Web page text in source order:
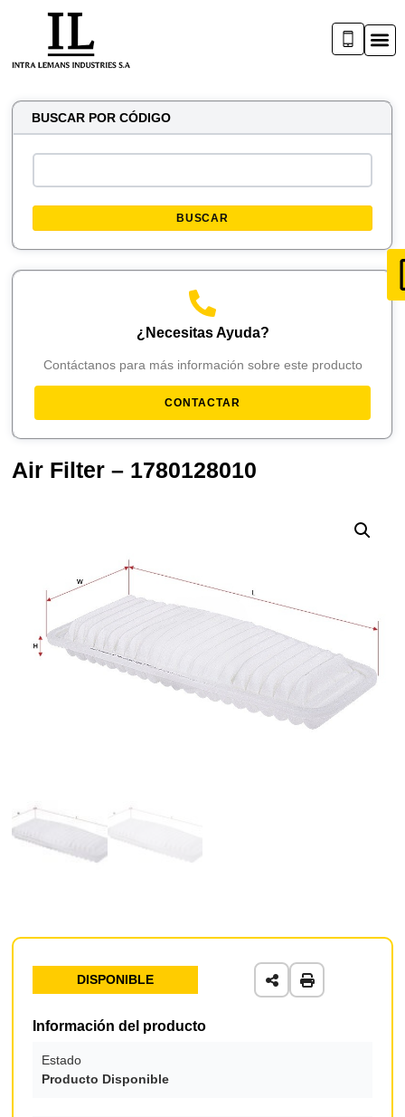
BUSCAR POR CÓDIGO
BUSCAR
¿Necesitas Ayuda?
Contáctanos para más información sobre este producto
CONTACTAR
Air Filter – 1780128010
DISPONIBLE
Información del producto
Estado
Producto Disponible